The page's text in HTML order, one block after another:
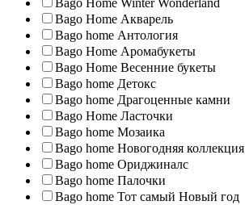
Bago Home Winter Wonderland
Bago Home Акварель
Bago home Антология
Bago Home Аромабукеты
Bago Home Весенние букеты
Bago home Детокс
Bago home Драгоценные камни
Bago Home Ласточки
Bago home Мозаика
Bago home Новогодняя коллекция
Bago home Ориджиналс
Bago home Палочки
Bago home Тот самый Новый год